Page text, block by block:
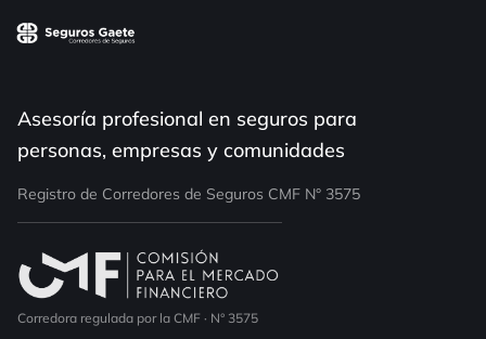
Asesoría profesional en seguros para
personas, empresas y comunidades
Registro de Corredores de Seguros CMF N° 3575
Corredora regulada por la CMF · N° 3575